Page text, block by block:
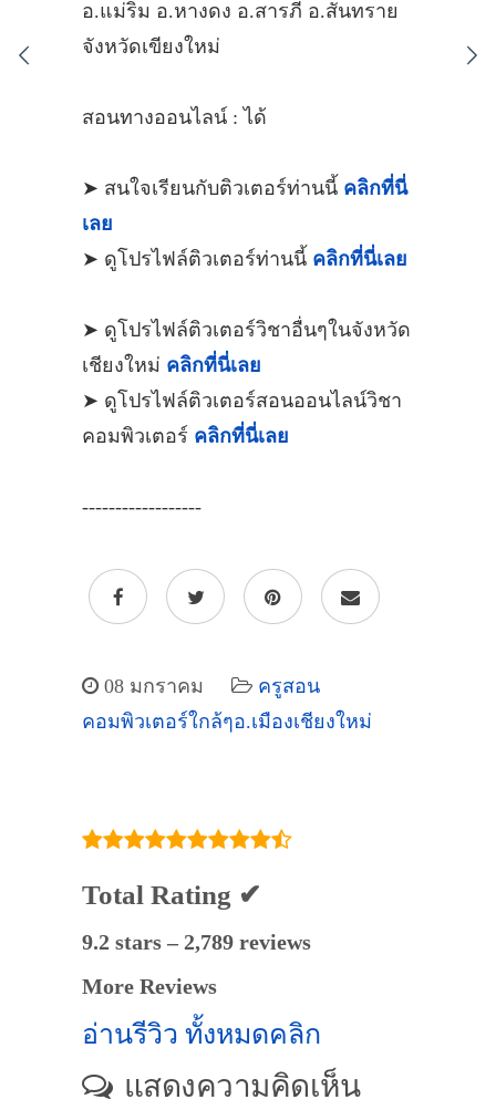
อ.แม่ริม อ.หางดง อ.สารภี อ.สันทราย
จังหวัดเขียงใหม่
สอนทางออนไลน์ : ได้
➤ สนใจเรียนกับติวเตอร์ท่านนี้ คลิกที่นี่
เลย
➤ ดูโปรไฟล์ติวเตอร์ท่านนี้ คลิกที่นี่เลย
➤ ดูโปรไฟล์ติวเตอร์วิชาอื่นๆในจังหวัด
เชียงใหม่ คลิกที่นี่เลย
➤ ดูโปรไฟล์ติวเตอร์สอนออนไลน์วิชา
คอมพิวเตอร์ คลิกที่นี่เลย
------------------
08 มกราคม
ครูสอน
คอมพิวเตอร์ใกล้ๆอ.เมืองเชียงใหม่
Total Rating ✔
9.2 stars – 2,789 reviews
More Reviews
อ่านรีวิว ทั้งหมดคลิก
แสดงความคิดเห็น